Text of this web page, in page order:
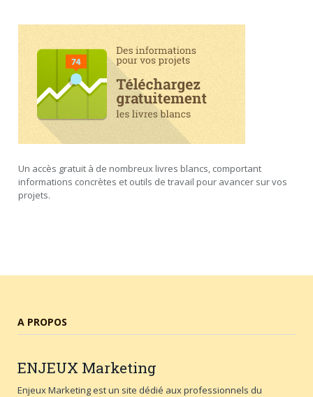
Un accès gratuit à de nombreux livres blancs, comportant
informations concrètes et outils de travail pour avancer sur vos
projets.
A PROPOS
ENJEUX Marketing
Enjeux Marketing est un site dédié aux professionnels du